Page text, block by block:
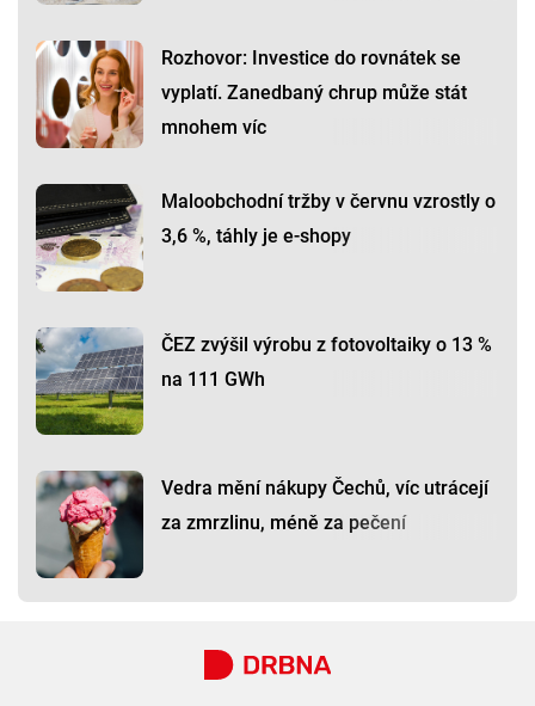
Rozhovor: Investice do rovnátek se
vyplatí. Zanedbaný chrup může stát
mnohem víc
Maloobchodní tržby v červnu vzrostly o
3,6 %, táhly je e-shopy
ČEZ zvýšil výrobu z fotovoltaiky o 13 %
na 111 GWh
Vedra mění nákupy Čechů, víc utrácejí
za zmrzlinu, méně za pečení